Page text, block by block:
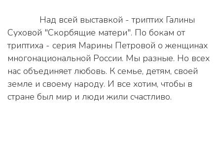
Суховой "Скорбящие матери". По бокам от
триптиха - серия Марины Петровой о женщинах
многонациональной России. Мы разные. Но всех
нас объединяет любовь. К семье, детям, своей
земле и своему народу. И все хотим, чтобы в
стране был мир и люди жили счастливо.